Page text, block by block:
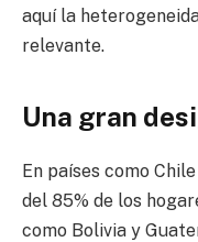
aquí la
relevante.
Una gran
En países como
del 85% de los
como Bolivia y